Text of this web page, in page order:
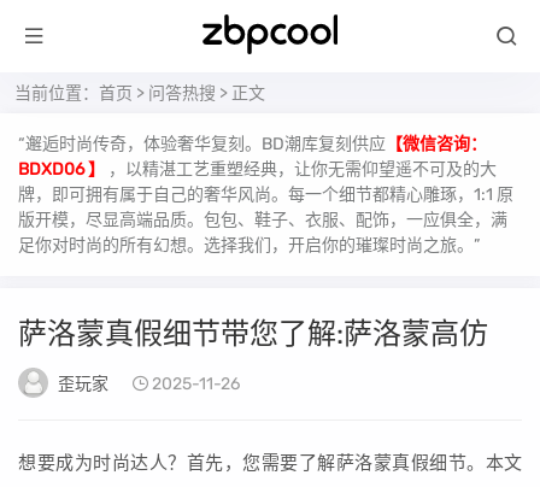
当前位置： 首页 > 问答热搜 > 正文
“邂逅时尚传奇，体验奢华复刻。BD潮库复刻供应 【微信咨询：
BDXD06 】
，以精湛工艺重塑经典，让你无需仰望遥不可及的大
牌，即可拥有属于自己的奢华风尚。每一个细节都精心雕琢，1:1 原
版开模，尽显高端品质。包包、鞋子、衣服、配饰，一应俱全，满
足你对时尚的所有幻想。选择我们，开启你的璀璨时尚之旅。”
萨洛蒙真假细节带您了解:萨洛蒙高仿
歪玩家 2025-11-26
想要成为时尚达人？首先，您需要了解萨洛蒙真假细节。本文